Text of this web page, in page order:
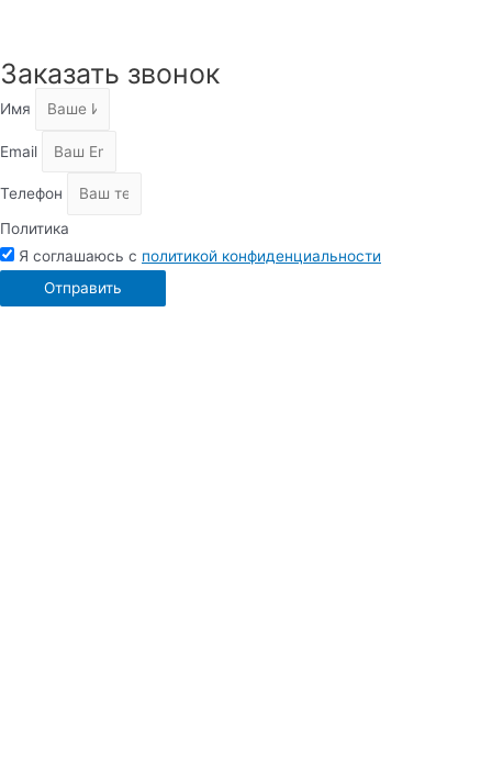
Заказать звонок
Имя
Email
Телефон
Политика
Я соглашаюсь с политикой конфиденциальности
Отправить